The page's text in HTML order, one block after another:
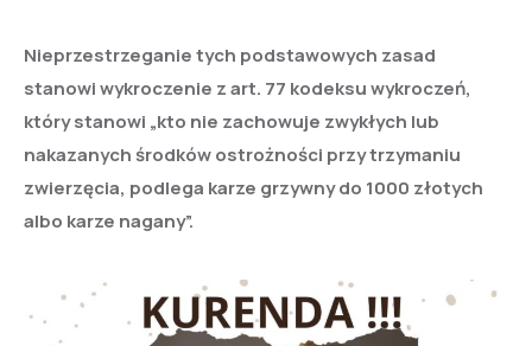
Nieprzestrzeganie tych podstawowych zasad
stanowi wykroczenie z art. 77 kodeksu wykroczeń,
który stanowi „kto nie zachowuje zwykłych lub
nakazanych środków ostrożności przy trzymaniu
zwierzęcia, podlega karze grzywny do 1000 złotych
albo karze nagany”.